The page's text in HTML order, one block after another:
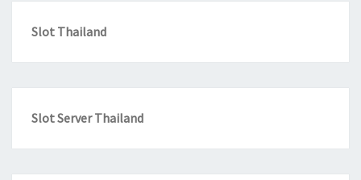
Slot Thailand
Slot Server Thailand